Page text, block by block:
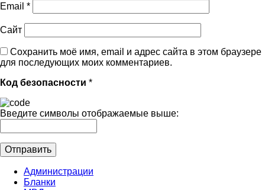
Email *
Сайт
Сохранить моё имя, email и адрес сайта в этом браузере
для последующих моих комментариев.
Код безопасности *
Введите символы отображаемые выше:
Администрации
Бланки